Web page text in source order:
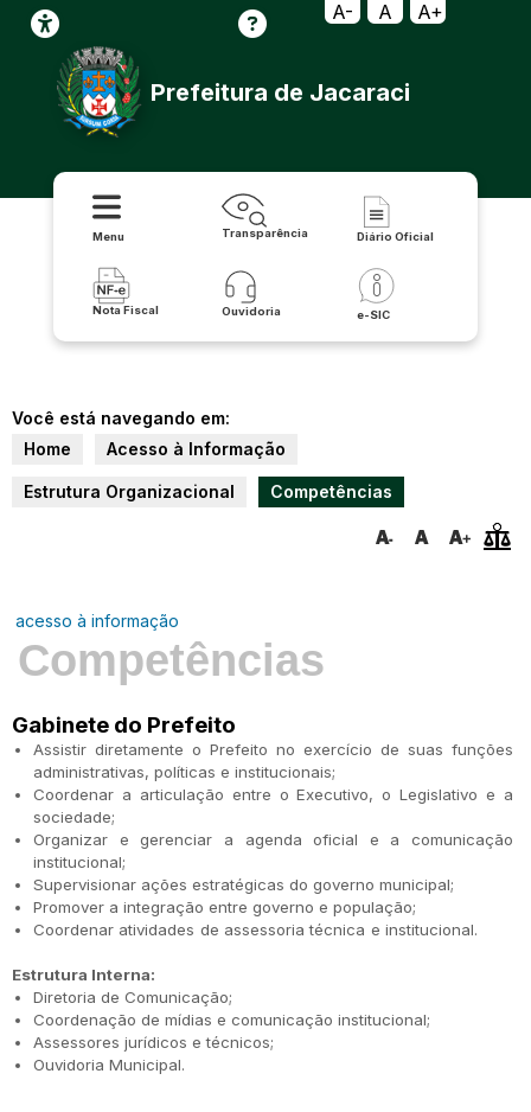
A- A A+
Prefeitura de Jacaraci
Menu Transparência Diário Oficial
Nota Fiscal Ouvidoria e-SIC
Você está navegando em:
Home
Acesso à Informação
Estrutura Organizacional Competências
acesso à informação
Competências
Gabinete do Prefeito
Assistir diretamente o Prefeito no exercício de suas funções
administrativas, políticas e institucionais;
Coordenar a articulação entre o Executivo, o Legislativo e a
sociedade;
Organizar e gerenciar a agenda oficial e a comunicação
institucional;
Supervisionar ações estratégicas do governo municipal;
Promover a integração entre governo e população;
Coordenar atividades de assessoria técnica e institucional.
Estrutura Interna:
Diretoria de Comunicação;
Coordenação de mídias e comunicação institucional;
Assessores jurídicos e técnicos;
Ouvidoria Municipal.